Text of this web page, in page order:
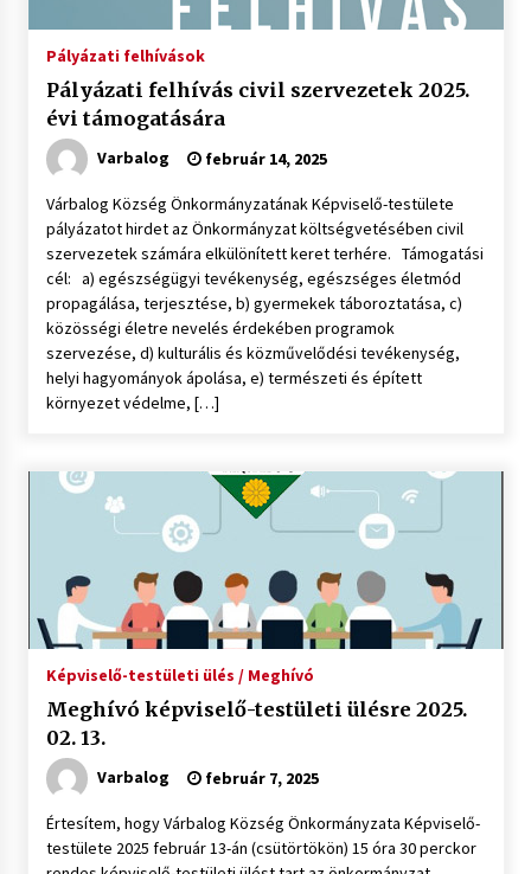
Pályázati felhívások
Pályázati felhívás civil szervezetek 2025.
évi támogatására
Varbalog február 14, 2025
Várbalog Község Önkormányzatának Képviselő-testülete
pályázatot hirdet az Önkormányzat költségvetésében civil
szervezetek számára elkülönített keret terhére. Támogatási
cél: a) egészségügyi tevékenység, egészséges életmód
propagálása, terjesztése, b) gyermekek táboroztatása, c)
közösségi életre nevelés érdekében programok
szervezése, d) kulturális és közművelődési tevékenység,
helyi hagyományok ápolása, e) természeti és épített
környezet védelme, […]
Képviselő-testületi ülés / Meghívó
Meghívó képviselő-testületi ülésre 2025.
02. 13.
Varbalog február 7, 2025
Értesítem, hogy Várbalog Község Önkormányzata Képviselő-
testülete 2025 február 13-án (csütörtökön) 15 óra 30 perckor